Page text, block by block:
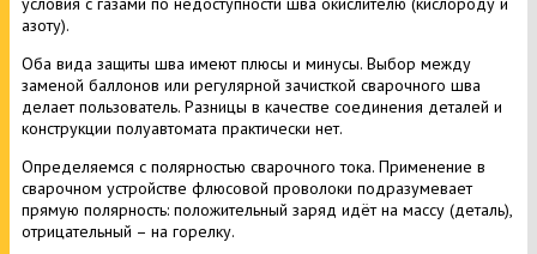
азоту).
Оба вида защиты шва имеют плюсы и минусы. Выбор между
заменой баллонов или регулярной зачисткой сварочного шва
делает пользователь. Разницы в качестве соединения деталей и
конструкции полуавтомата практически нет.
Определяемся с полярностью сварочного тока. Применение в
сварочном устройстве флюсовой проволоки подразумевает
прямую полярность: положительный заряд идёт на массу (деталь),
отрицательный – на горелку.